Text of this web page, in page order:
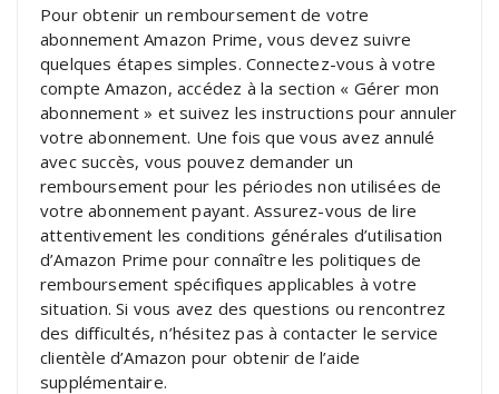
Pour obtenir un remboursement de votre
abonnement Amazon Prime, vous devez suivre
quelques étapes simples. Connectez-vous à votre
compte Amazon, accédez à la section « Gérer mon
abonnement » et suivez les instructions pour annuler
votre abonnement. Une fois que vous avez annulé
avec succès, vous pouvez demander un
remboursement pour les périodes non utilisées de
votre abonnement payant. Assurez-vous de lire
attentivement les conditions générales d’utilisation
d’Amazon Prime pour connaître les politiques de
remboursement spécifiques applicables à votre
situation. Si vous avez des questions ou rencontrez
des difficultés, n’hésitez pas à contacter le service
clientèle d’Amazon pour obtenir de l’aide
supplémentaire.